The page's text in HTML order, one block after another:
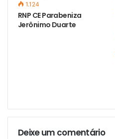
1.124
RNP CE Parabeniza
Jerônimo Duarte
Deixe um comentário